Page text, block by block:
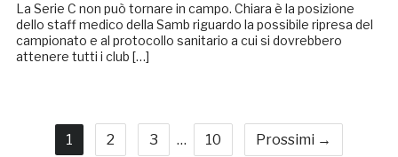
La Serie C non può tornare in campo. Chiara è la posizione
dello staff medico della Samb riguardo la possibile ripresa del
campionato e al protocollo sanitario a cui si dovrebbero
attenere tutti i club […]
1 2 3 … 10 Prossimi →